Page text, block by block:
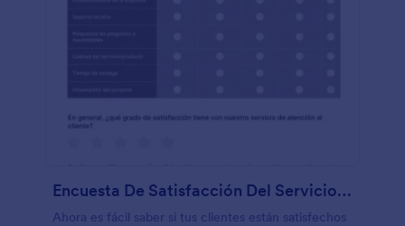
Encuesta De Satisfacción Del Servicio Al Cliente
Ahora es fácil saber si tus clientes están satisfechos